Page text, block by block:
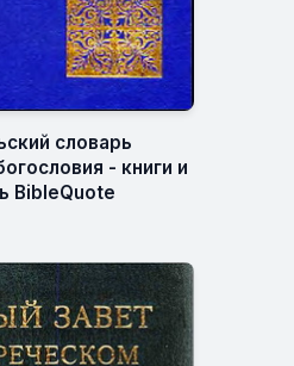
словарь
- книги и
BibleQuote